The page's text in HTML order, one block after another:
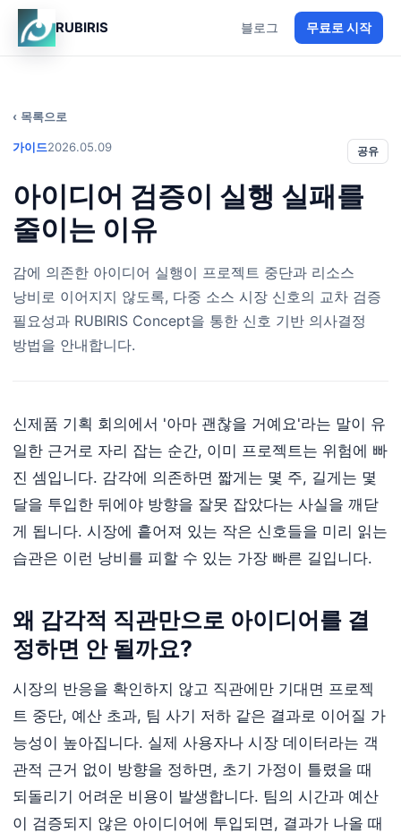
RUBIRIS 블로그 무료로 시작
목록으로
가이드2026.05.09 공유
아이디어 검증이 실행 실패를
줄이는 이유
감에 의존한 아이디어 실행이 프로젝트 중단과 리소스
낭비로 이어지지 않도록, 다중 소스 시장 신호의 교차 검증
필요성과 RUBIRIS Concept을 통한 신호 기반 의사결정
방법을 안내합니다.
신제품 기획 회의에서 '아마 괜찮을 거예요'라는 말이 유
일한 근거로 자리 잡는 순간, 이미 프로젝트는 위험에 빠
진 셈입니다. 감각에 의존하면 짧게는 몇 주, 길게는 몇
달을 투입한 뒤에야 방향을 잘못 잡았다는 사실을 깨닫
게 됩니다. 시장에 흩어져 있는 작은 신호들을 미리 읽는
습관은 이런 낭비를 피할 수 있는 가장 빠른 길입니다.
왜 감각적 직관만으로 아이디어를 결
정하면 안 될까요?
시장의 반응을 확인하지 않고 직관에만 기대면 프로젝
트 중단, 예산 초과, 팀 사기 저하 같은 결과로 이어질 가
능성이 높아집니다. 실제 사용자나 시장 데이터라는 객
관적 근거 없이 방향을 정하면, 초기 가정이 틀렸을 때
되돌리기 어려운 비용이 발생합니다. 팀의 시간과 예산
이 검증되지 않은 아이디어에 투입되면, 결과가 나올 때